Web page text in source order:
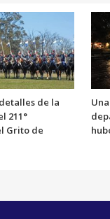
de la
211°
Grito de